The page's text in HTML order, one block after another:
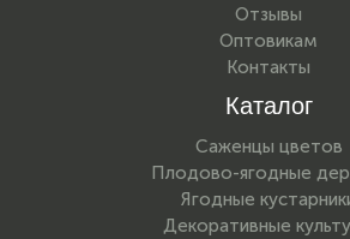
Отзывы
Оптовикам
Контакты
Каталог
Саженцы цветов
Плодово-ягодные
Ягодные
Декоративные